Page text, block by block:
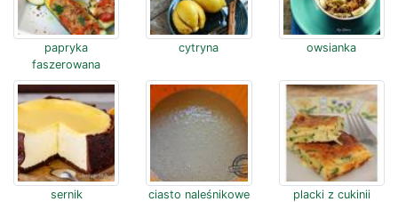
papryka
faszerowana
cytryna owsianka
sernik ciasto naleśnikowe placki z cukinii